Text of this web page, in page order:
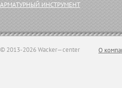
АРМАТУРНЫЙ ИНСТРУМЕНТ
© 2013-2026 Wacker—center О